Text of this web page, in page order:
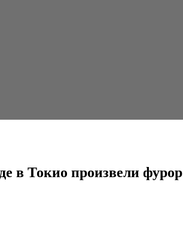
в Токио произвели фурор